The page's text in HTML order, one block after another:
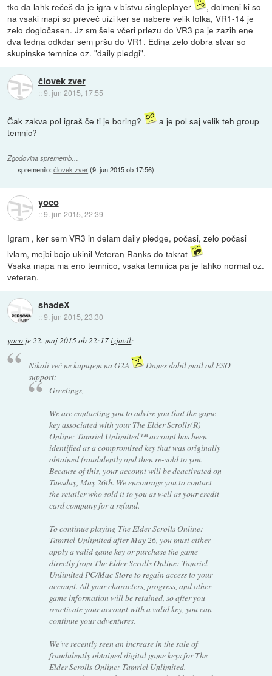
tko da lahk rečeš da je igra v bistvu singleplayer
, dolmeni ki so
na vsaki mapi so preveč uizi ker se nabere velik folka, VR1-14 je
zelo dogločasen. Jz sm šele včeri prlezu do VR3 pa je zazih ene
dva tedna odkdar sem pršu do VR1. Edina zelo dobra stvar so
skupinske temnice oz. "daily pledgi".
človek zver
::9. jun 2015, 17:55
Čak zakva pol igraš če ti je boring?
a je pol saj velik teh group
temnic?
Zgodovina sprememb…
spremenilo:človek zver(9. jun 2015 ob 17:56)
yoco
::9. jun 2015, 22:39
Igram , ker sem VR3 in delam daily pledge, počasi, zelo počasi
lvlam, mejbi bojo ukinil Veteran Ranks do takrat
Vsaka mapa ma eno temnico, vsaka temnica pa je lahko normal oz.
veteran.
shadeX
::9. jun 2015, 23:30
yoco je22. maj 2015 ob 22:17izjavil:
Nikoli več ne kupujem na G2A
Danes dobil mail od ESO
support:
Greetings,
We are contacting you to advise you that the game
key associated with your The Elder Scrolls(R)
Online: Tamriel Unlimited™ account has been
identified as a compromised key that was originally
obtained fraudulently and then re-sold to you.
Because of this, your account will be deactivated on
Tuesday, May 26th. We encourage you to contact
the retailer who sold it to you as well as your credit
card company for a refund.
To continue playing The Elder Scrolls Online:
Tamriel Unlimited after May 26, you must either
apply a valid game key or purchase the game
directly from The Elder Scrolls Online: Tamriel
Unlimited PC/Mac Store to regain access to your
account. All your characters, progress, and other
game information will be retained, so after you
reactivate your account with a valid key, you can
continue your adventures.
We've recently seen an increase in the sale of
fraudulently obtained digital game keys for The
Elder Scrolls Online: Tamriel Unlimited.